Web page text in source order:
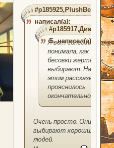
#p185925,PlushBear
написал(а):
#p185917,Диана
Б. написал(а):
Я вот долго не
понимала, как
бесовки жертв
выбирают. На
этом рассказе
прояснилось
окончательно)))
Очень просто. Они
выбирают хороших
людей.